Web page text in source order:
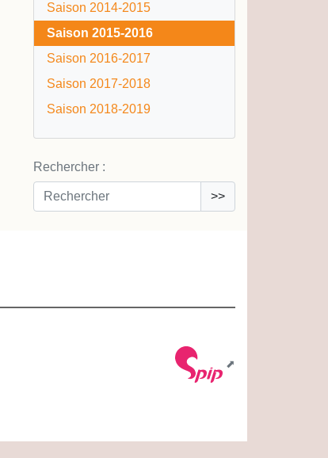
Saison 2014-2015
Saison 2015-2016
Saison 2016-2017
Saison 2017-2018
Saison 2018-2019
Rechercher :
>>